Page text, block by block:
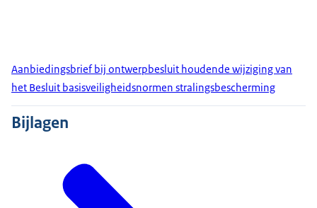
Aanbiedingsbrief bij ontwerpbesluit houdende wijziging van
het Besluit basisveiligheidsnormen stralingsbescherming
Bijlagen